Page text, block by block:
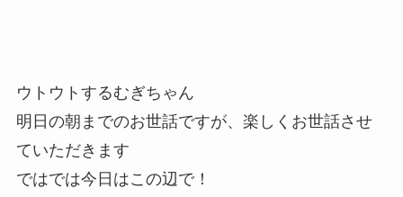
ウトウトするむぎちゃん
明日の朝までのお世話ですが、楽しくお世話させ
ていただきます
ではでは今日はこの辺で！